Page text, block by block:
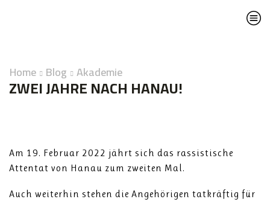
Home Blog Akademie
ZWEI JAHRE NACH HANAU!
Am 19. Februar 2022 jährt sich das rassistische
Attentat von Hanau zum zweiten Mal.
Auch weiterhin stehen die Angehörigen tatkräftig für